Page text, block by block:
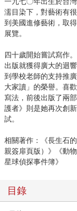
濡目染下，對藝術有
到美國進修藝術，取
展覽。
四十歲開始嘗試寫作
出版就獲得廣大的迴
到學校老師的支持推
大家讀」的榮譽。喜
寫法，前後出版了兩
護者》則是她再次創
試。
相關著作：《長生石
親簽扉頁版）》《動
星球偵探事件簿》
目錄